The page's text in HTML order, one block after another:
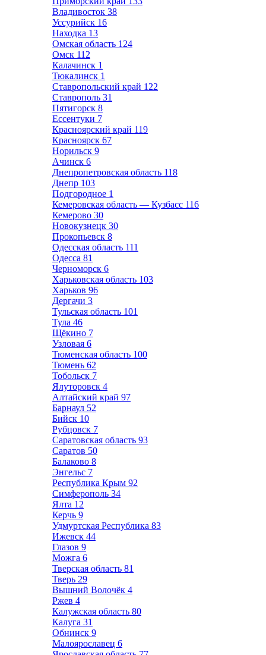
Владивосток 38
Уссурийск 16
Находка 13
Омская область 124
Омск 112
Калачинск 1
Тюкалинск 1
Ставропольский край 122
Ставрополь 31
Пятигорск 8
Ессентуки 7
Красноярский край 119
Красноярск 67
Норильск 9
Ачинск 6
Днепропетровская область 118
Днепр 103
Подгородное 1
Кемеровская область — Кузбасс 116
Кемерово 30
Новокузнецк 30
Прокопьевск 8
Одесская область 111
Одесса 81
Черноморск 6
Харьковская область 103
Харьков 96
Дергачи 3
Тульская область 101
Тула 46
Щёкино 7
Узловая 6
Тюменская область 100
Тюмень 62
Тобольск 7
Ялуторовск 4
Алтайский край 97
Барнаул 52
Бийск 10
Рубцовск 7
Саратовская область 93
Саратов 50
Балаково 8
Энгельс 7
Республика Крым 92
Симферополь 34
Ялта 12
Керчь 9
Удмуртская Республика 83
Ижевск 44
Глазов 9
Можга 6
Тверская область 81
Тверь 29
Вышний Волочёк 4
Ржев 4
Калужская область 80
Калуга 31
Обнинск 9
Малоярославец 6